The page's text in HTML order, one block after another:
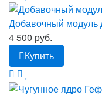
Добавочный
4 500 руб.
Купить